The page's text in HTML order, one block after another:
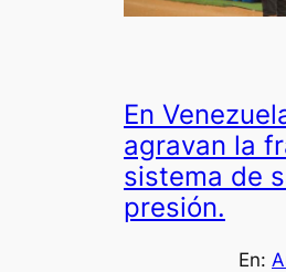
En
agravan la
sistema de
presión.
En: